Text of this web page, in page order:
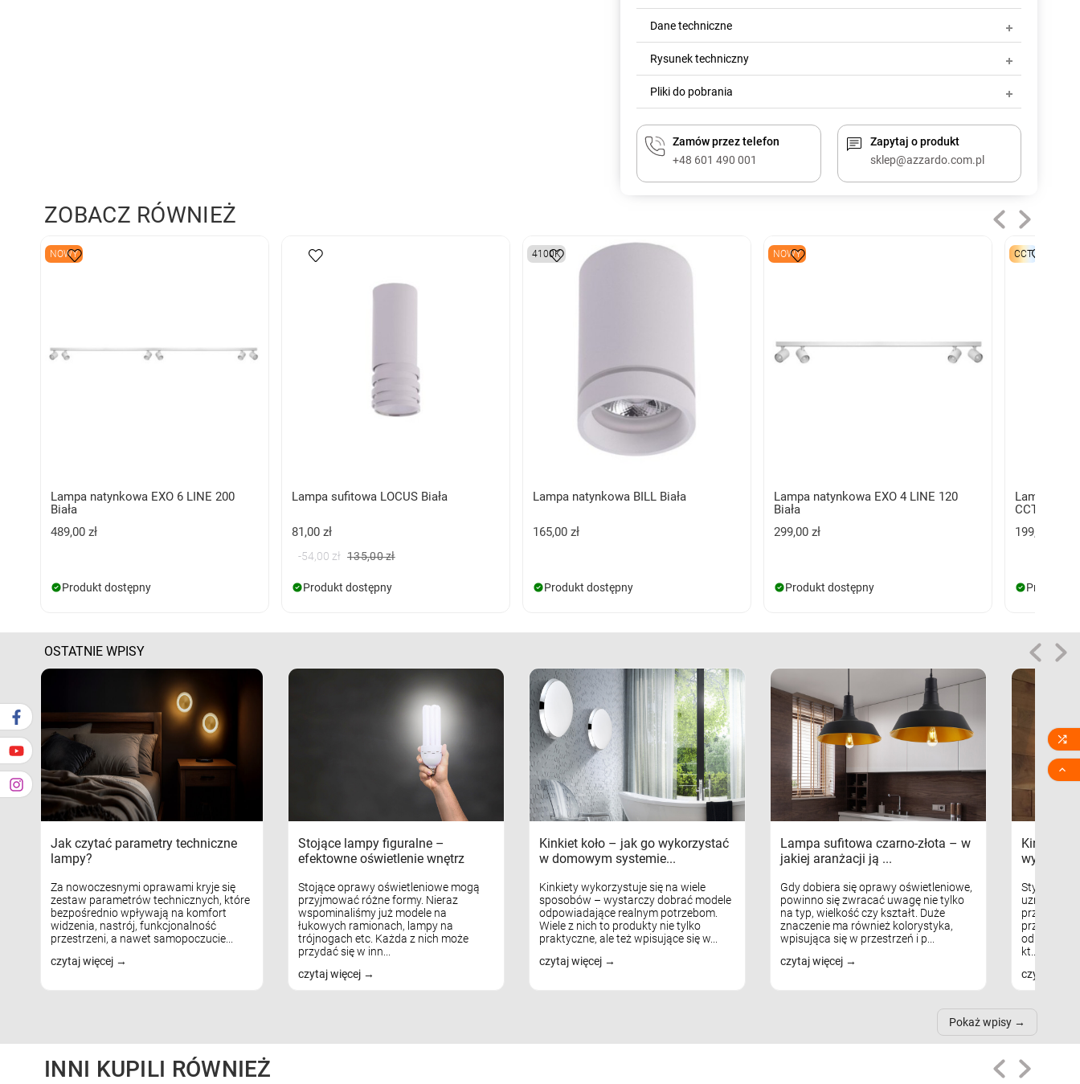
Dane techniczne
Rysunek techniczny
Pliki do pobrania
Zamów przez telefon
+48 601 490 001
Zapytaj o produkt
sklep@azzardo.com.pl
ZOBACZ RÓWNIEŻ
NOWY
Lampa natynkowa EXO 6 LINE 200
Biała
489,00 zł
Produkt dostępny
Lampa sufitowa LOCUS Biała
81,00 zł
-54,00 zł 135,00 zł
Produkt dostępny
4100K
Lampa natynkowa BILL Biała
165,00 zł
Produkt dostępny
NOWY
Lampa natynkowa EXO 4 LINE 120
Biała
299,00 zł
Produkt dostępny
CCT
Lampa
CCT
199,00 zł
Produkt
OSTATNIE WPISY
Jak czytać parametry techniczne
lampy?
Za nowoczesnymi oprawami kryje się
zestaw parametrów technicznych, które
bezpośrednio wpływają na komfort
widzenia, nastrój, funkcjonalność
przestrzeni, a nawet samopoczucie...
czytaj więcej
Stojące lampy figuralne –
efektowne oświetlenie wnętrz
Stojące oprawy oświetleniowe mogą
przyjmować różne formy. Nieraz
wspominaliśmy już modele na
łukowych ramionach, lampy na
trójnogach etc. Każda z nich może
przydać się w inn...
czytaj więcej
Kinkiet koło – jak go wykorzystać
w domowym systemie...
Kinkiety wykorzystuje się na wiele
sposobów – wystarczy dobrać modele
odpowiadające realnym potrzebom.
Wiele z nich to produkty nie tylko
praktyczne, ale też wpisujące się w...
czytaj więcej
Lampa sufitowa czarno-złota – w
jakiej aranżacji ją ...
Gdy dobiera się oprawy oświetleniowe,
powinno się zwracać uwagę nie tylko
na typ, wielkość czy kształt. Duże
znaczenie ma również kolorystyka,
wpisująca się w przestrzeń i p...
czytaj więcej
Kinkiety
Styl
uznaniem
kt...
czytaj
Pokaż wpisy
INNI KUPILI RÓWNIEŻ

